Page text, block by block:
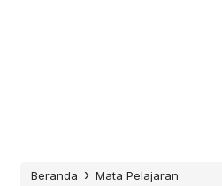
Beranda › Mata Pelajaran